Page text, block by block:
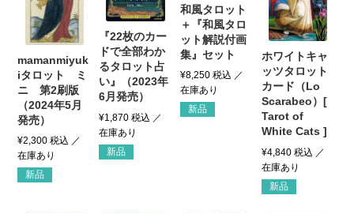
mamanmiyuk
iタロット ミ
ニ 第2刷版
（2024年5月
発売）
¥2,300 税込
新品
『22枚のカー
ドで全部わか
るタロット占
い』（2023年
6月発売）
¥1,870 税込
新品
和風タロット
＋『和風タロ
ット解説付画
集』セット
¥8,250 税込
新品
ホワイトキャ
ッツタロット
カード（Lo
Scarabeo）[
Tarot of
White Cats ]
¥4,840税込
新品